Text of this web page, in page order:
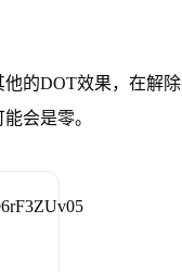
他的DOT效果，在解除
会是零。